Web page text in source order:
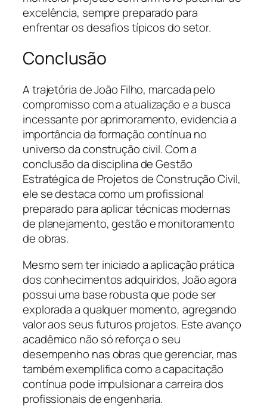
excelência, sempre preparado para
enfrentar os desafios típicos do setor.
Conclusão
A trajetória de João Filho, marcada pelo
compromisso com a atualização e a busca
incessante por aprimoramento, evidencia a
importância da formação contínua no
universo da construção civil. Com a
conclusão da disciplina de Gestão
Estratégica de Projetos de Construção Civil,
ele se destaca como um profissional
preparado para aplicar técnicas modernas
de planejamento, gestão e monitoramento
de obras.
Mesmo sem ter iniciado a aplicação prática
dos conhecimentos adquiridos, João agora
possui uma base robusta que pode ser
explorada a qualquer momento, agregando
valor aos seus futuros projetos. Este avanço
acadêmico não só reforça o seu
desempenho nas obras que gerenciar, mas
também exemplifica como a capacitação
contínua pode impulsionar a carreira dos
profissionais de engenharia.